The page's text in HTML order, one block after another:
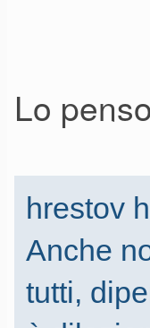
Lo
hrestov
Anche
tutti,